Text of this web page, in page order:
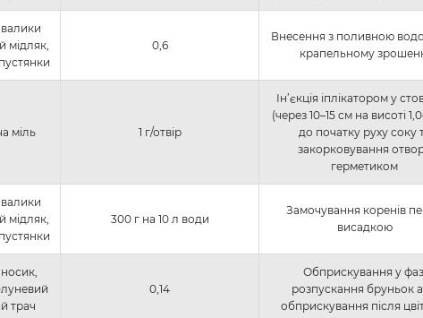
мідляк,
0,6
Внесення з поливною
крапельному
міль 1 г/отвір
Ін’єкція іплікатором у
(через 10–15 см на висоті
до початку руху соку
закорковування
герметиком
мідляк,
300 г на 10 л води
Замочування коренів
висадкою
трач
0,14
Обприскування у
розпускання бруньок
обприскування після